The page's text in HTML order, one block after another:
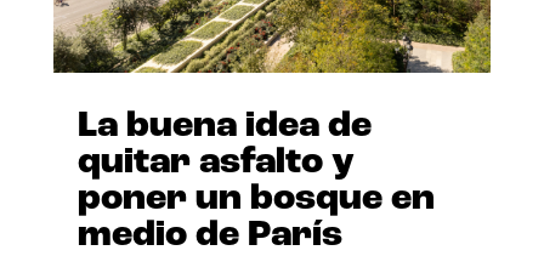
La buena idea de
quitar asfalto y
poner un bosque en
medio de París